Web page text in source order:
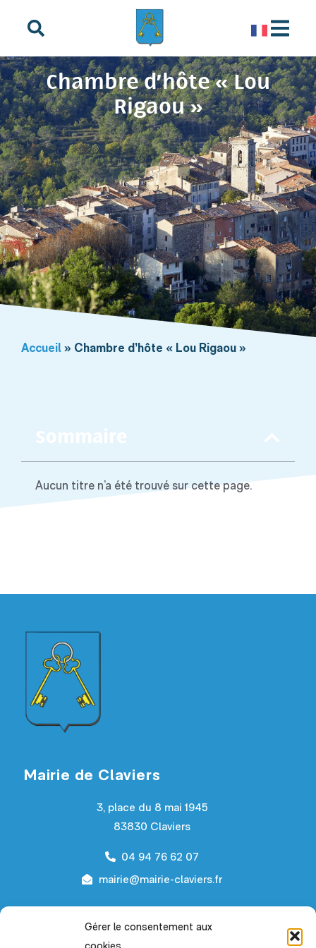
Gérer le consentement aux
cookies
principal
Chambre d’hôte « Lou
Rigaou »
Accueil » Chambre d’hôte « Lou Rigaou »
Sommaire
Aucun titre n’a été trouvé sur cette page.
Mairie de Claviers
3, place du 8 mai 1945
83830 Claviers
04 94 76 62 07
mairie@mairie-claviers.fr
Horaires d’ouverture